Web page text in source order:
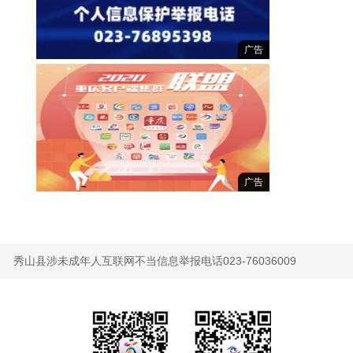
广告
广告
秀山县涉未成年人互联网不当信息举报电话023-76036009